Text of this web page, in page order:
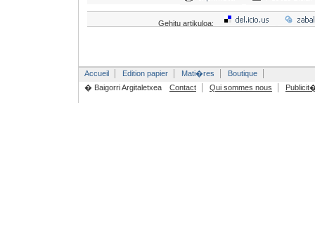
Gehitu artikuloa:
Accueil Edition papier Mati�res
Boutique
� Baigorri Argitaletxea
Contact Qui sommes nous